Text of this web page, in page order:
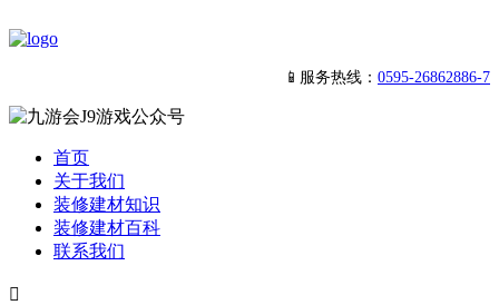
📱服务热线： 0595-26862886-7
首页
关于我们
装修建材知识
装修建材百科
联系我们
